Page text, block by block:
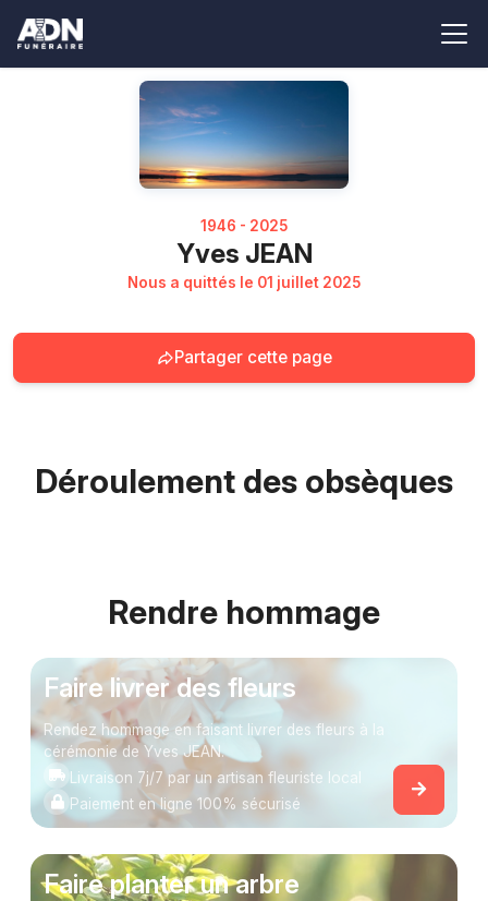
1946 - 2025
Yves JEAN
Nous a quittés le 01 juillet 2025
Partager cette page
Déroulement des obsèques
Rendre hommage
Faire livrer des fleurs
Rendez hommage en faisant livrer des fleurs à la
cérémonie de Yves JEAN.
Livraison 7j/7 par un artisan fleuriste local
Paiement en ligne 100% sécurisé
Faire planter un arbre